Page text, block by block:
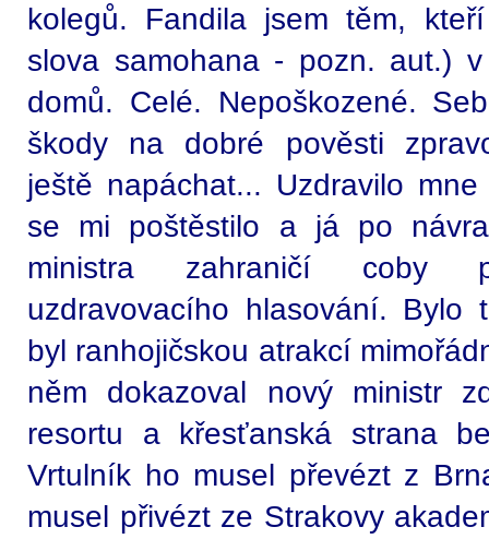
kolegů. Fandila jsem těm,
slova samohana - pozn. aut.)
domů. Celé. Nepoškozené.
škody na dobré pověsti
ještě napáchat... Uzdravilo
se mi poštěstilo a já po
ministra zahraničí coby
uzdravovacího hlasování. Bylo
byl ranhojičskou atrakcí
něm dokazoval nový ministr
resortu a křesťanská strana
Vrtulník ho musel převézt z
musel přivézt ze Strakovy